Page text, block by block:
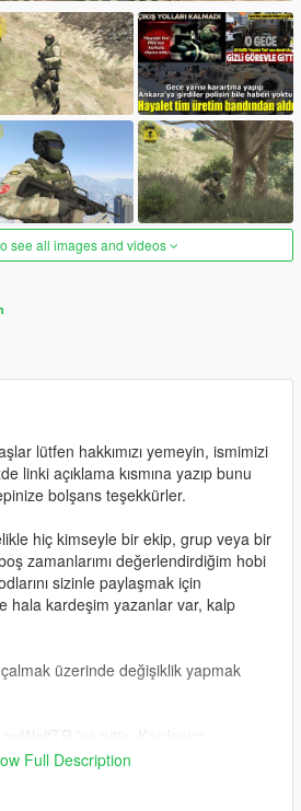
see all images and videos
lütfen hakkımızı yemeyin, ismimizi
linki açıklama kısmına yazıp bunu
bolşans teşekkürler.
hiç kimseyle bir ekip, grup veya bir
zamanlarımı değerlendirdiğim hobi
sizinle paylaşmak için
hala kardeşim yazanlar var, kalp
üzerinde değişiklik yapmak
Full Description